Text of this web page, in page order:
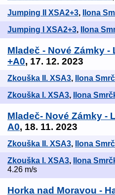
Jumping II XSA2+3, Ilona
Jumping I XSA2+3, Ilona
Mladeč - Nové Zámky -
+A0, 17. 12. 2023
Zkouška II. XSA3, Ilona
Zkouška I. XSA3, Ilona
Mladeč- Nové Zámky -
A0, 18. 11. 2023
Zkouška II. XSA3, Ilona
Zkouška I. XSA3, Ilona
4.26 m/s
Horka nad Moravou -